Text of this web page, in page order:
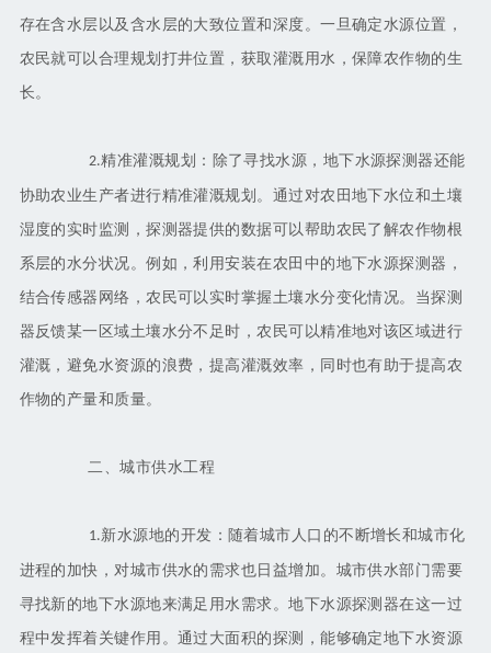
存在含水层以及含水层的大致位置和深度。一旦确定水源位置，
农民就可以合理规划打井位置，获取灌溉用水，保障农作物的生
长。
2.精准灌溉规划：除了寻找水源，地下水源探测器还能
协助农业生产者进行精准灌溉规划。通过对农田地下水位和土壤
湿度的实时监测，探测器提供的数据可以帮助农民了解农作物根
系层的水分状况。例如，利用安装在农田中的地下水源探测器，
结合传感器网络，农民可以实时掌握土壤水分变化情况。当探测
器反馈某一区域土壤水分不足时，农民可以精准地对该区域进行
灌溉，避免水资源的浪费，提高灌溉效率，同时也有助于提高农
作物的产量和质量。
二、城市供水工程
1.新水源地的开发：随着城市人口的不断增长和城市化
进程的加快，对城市供水的需求也日益增加。城市供水部门需要
寻找新的地下水源地来满足用水需求。地下水源探测器在这一过
程中发挥着关键作用。通过大面积的探测，能够确定地下水资源